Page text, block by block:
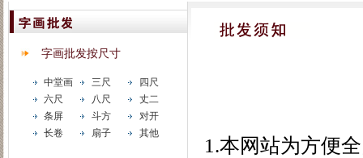
字画批发按尺寸
中堂画 三尺
四尺
六尺
八尺
丈二
条屏
斗方
对开
长卷
扇子 其他
1.本网站为方便